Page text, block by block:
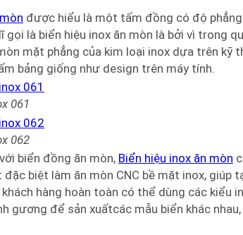
được hiểu là một tấm đồng có độ
gọi là biển hiệu inox ăn mòn là bởi vì trong
mặt phẳng của kim loại inox dựa trên kỹ
bảng giống như design trên máy tính.
061
062
biển đồng ăn mòn, Biển hiệu inox ăn mòn
biệt làm ăn mòn CNC bề mặt inox, giúp
hàng hoàn toàn có thể dùng các kiểu
gương để sản xuấtcác mẫu biển khác